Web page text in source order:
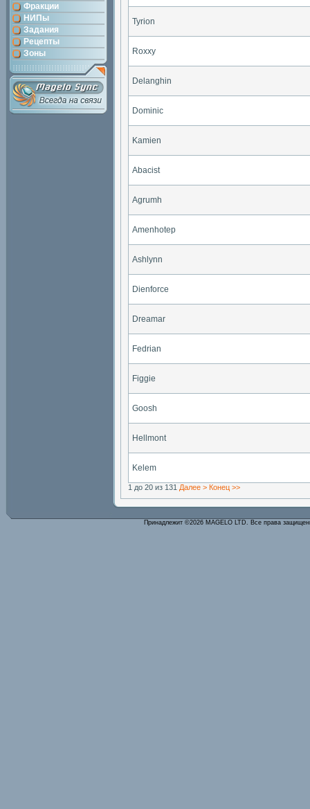
Фракции
НИПы
Задания
Рецепты
Зоны
Tyrion
Roxxy
Delanghin
Dominic
Kamien
Abacist
Agrumh
Amenhotep
Ashlynn
Dienforce
Dreamar
Fedrian
Figgie
Goosh
Hellmont
Kelem
1 до 20 из 131 Далее > Конец >>
Принадлежит ©2026 MAGELO LTD. Все права